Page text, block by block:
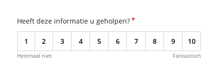
Heeft deze informatie u geholpen?*
1 2 3 4 5 6 7 8 9 10
Helemaal niet Fantastisch